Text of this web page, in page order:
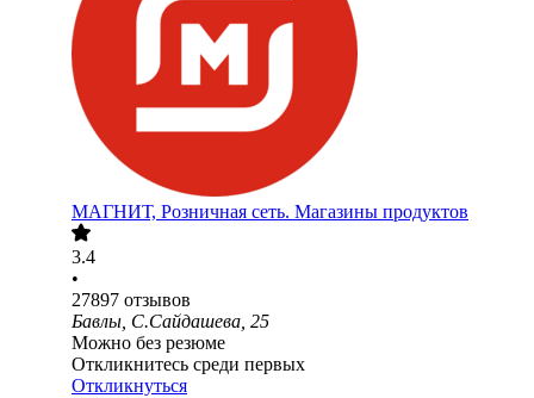
МАГНИТ, Розничная сеть. Магазины продуктов
3.4
•
27897 отзывов
Бавлы, С.Сайдашева, 25
Можно без резюме
Откликнитесь среди первых
Откликнуться